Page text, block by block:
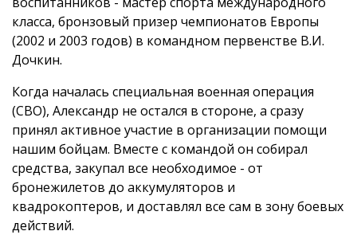
класса, бронзовый призер чемпионатов Европы
(2002 и 2003 годов) в командном первенстве В.И.
Дочкин.
Когда началась специальная военная операция
(СВО), Александр не остался в стороне, а сразу
принял активное участие в организации помощи
нашим бойцам. Вместе с командой он собирал
средства, закупал все необходимое - от
бронежилетов до аккумуляторов и
квадрокоптеров, и доставлял все сам в зону боевых
действий.